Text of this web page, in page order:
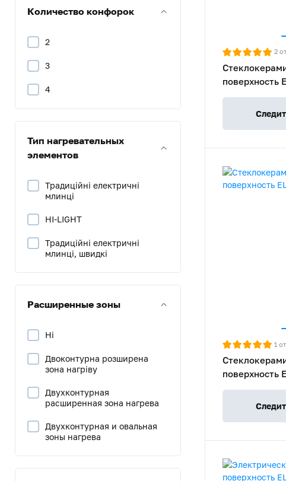
Количество конфорок
2
3
4
Тип нагревательных
элементов
Традиційні електричні
млинці
HI-LIGHT
Традиційні електричні
млинці, швидкі
Расширенные зоны
Ні
Двоконтурна розширена
зона нагріву
Двухконтурная
расширенная зона нагрева
Двухконтурная и овальная
зоны нагрева
2
поверхность
1
поверхность
V